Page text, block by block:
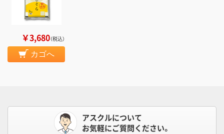
￥3,680（税込）
カゴへ
アスクルについて
お気軽にご質問ください。